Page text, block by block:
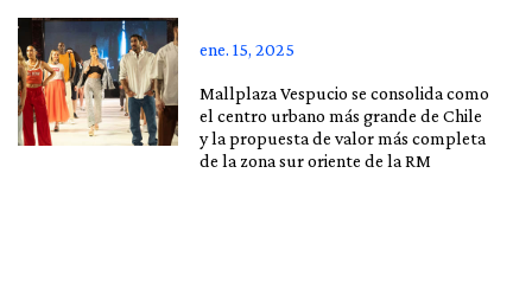
ene. 15, 2025
Mallplaza Vespucio se consolida como
el centro urbano más grande de Chile
y la propuesta de valor más completa
de la zona sur oriente de la RM